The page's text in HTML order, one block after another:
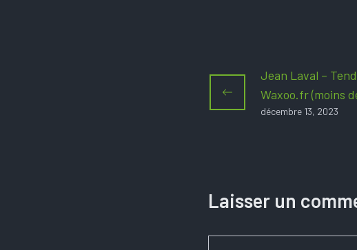
Jean Laval –
Waxoo.fr (moins
décembre 13, 2023
Laisser un